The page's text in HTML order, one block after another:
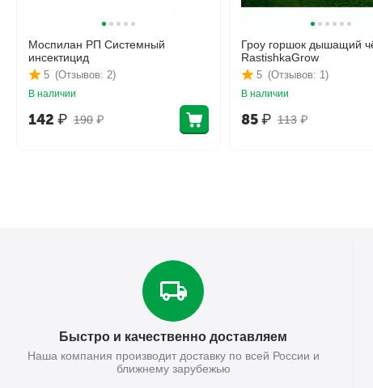
Моспилан РП Системный
инсектицид
(Отзывов: 2)
5
В наличии
190 ₽
142 ₽
Гроу горшок дышащий
RastishkaGrow
(Отзывов: 1)
5
В наличии
113 ₽
85 ₽
Быстро и качественно доставляем
Наша компания производит доставку по всей России и
ближнему зарубежью